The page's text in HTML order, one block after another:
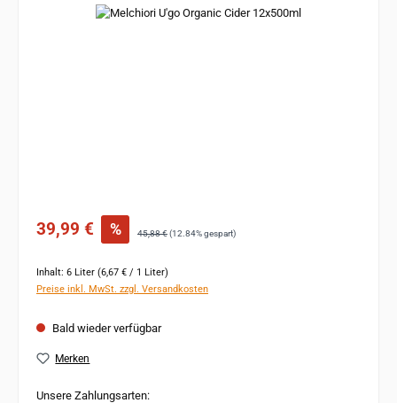
Bildergalerie überspringen
Verkaufspreis:
39,99 € % Regulärer Preis:
45,88 €(12.84% gespart)
Inhalt: 6 Liter (6,67 € / 1 Liter)
Preise inkl. MwSt. zzgl. Versandkosten
Bald wieder verfügbar
Merken
Unsere Zahlungsarten: